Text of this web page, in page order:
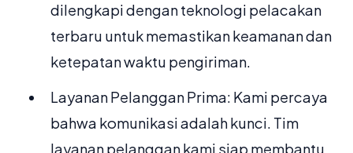
dilengkapi dengan teknologi pelacakan
terbaru untuk memastikan keamanan dan
ketepatan waktu pengiriman.
Layanan Pelanggan Prima: Kami percaya
bahwa komunikasi adalah kunci. Tim
layanan pelanggan kami siap membantu